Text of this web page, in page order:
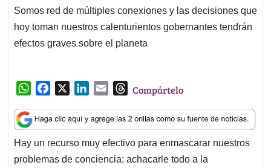
Somos red de múltiples conexiones y las decisiones que
hoy toman nuestros calenturientos gobernantes tendrán
efectos graves sobre el planeta
W
a
t
s
A
c
e
b
o
n
k
e
d
a
i
l
T
r
e
a
d
Compártelo
Hay un recurso muy efectivo para enmascarar nuestros
problemas de conciencia: achacarle todo a la